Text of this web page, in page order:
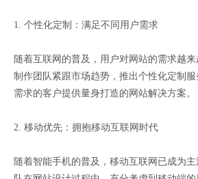
1. 个性化定制：满足不同用户需求
随着互联网的普及，用户对网站的需求越
制作团队紧跟市场趋势，推出个性化定制
需求的客户提供量身打造的网站解决方案。
2. 移动优先：拥抱移动互联网时代
随着智能手机的普及，移动互联网已成为